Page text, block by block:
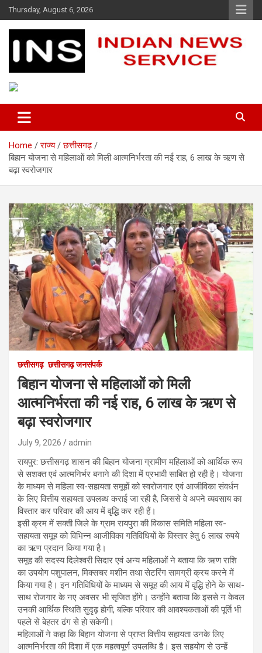
Skip
to
content
Thursday, August 6, 2026
Indian News Service
Home राज्य
छत्तीसगढ़
बिहान योजना से महिलाओं को मिली आत्मनिर्भरता की नई राह, 6 लाख के ऋण से
बढ़ा स्वरोजगार
छत्तीसगढ़ छत्तीसगढ़ जनसंपर्क
बिहान योजना से महिलाओं को मिली
आत्मनिर्भरता की नई राह, 6 लाख के ऋण से
बढ़ा स्वरोजगार
July 9, 2026 admin
रायपुर: छत्तीसगढ़ शासन की बिहान योजना ग्रामीण महिलाओं को आर्थिक रूप
से सशक्त एवं आत्मनिर्भर बनाने की दिशा में प्रभावी साबित हो रही है। योजना
के माध्यम से महिला स्व-सहायता समूहों को स्वरोजगार एवं आजीविका संवर्धन
के लिए वित्तीय सहायता उपलब्ध कराई जा रही है, जिससे वे अपने व्यवसाय का
विस्तार कर परिवार की आय में वृद्धि कर रही हैं।
इसी क्रम में सक्ती जिले के ग्राम रायपुरा की विकास समिति महिला स्व-
सहायता समूह को विभिन्न आजीविका गतिविधियों के विस्तार हेतु 6 लाख रुपये
का ऋण प्रदान किया गया है।
समूह की सदस्य दिलेश्वरी सिदार एवं अन्य महिलाओं ने बताया कि ऋण राशि
का उपयोग पशुपालन, मिक्सचर मशीन तथा सेटरिंग सामग्री क्रय करने में
किया गया है। इन गतिविधियों के माध्यम से समूह की आय में वृद्धि होने के साथ-
साथ रोजगार के नए अवसर भी सृजित होंगे। उन्होंने बताया कि इससे न केवल
उनकी आर्थिक स्थिति सुदृढ़ होगी, बल्कि परिवार की आवश्यकताओं की पूर्ति भी
पहले से बेहतर ढंग से हो सकेगी।
महिलाओं ने कहा कि बिहान योजना से प्राप्त वित्तीय सहायता उनके लिए
आत्मनिर्भरता की दिशा में एक महत्वपूर्ण उपलब्धि है। इस सहयोग से उन्हें